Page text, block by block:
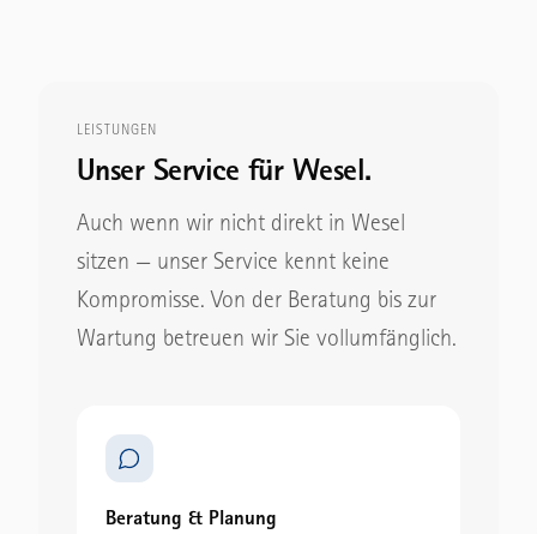
LEISTUNGEN
Unser Service für Wesel.
Auch wenn wir nicht direkt in Wesel
sitzen — unser Service kennt keine
Kompromisse. Von der Beratung bis zur
Wartung betreuen wir Sie vollumfänglich.
Beratung & Planung